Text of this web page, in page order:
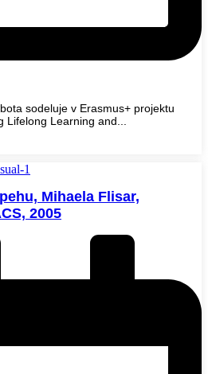
sodeluje v Erasmus+ projektu
Learning and...
Mihaela Flisar,
2005